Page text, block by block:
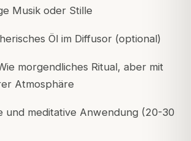
Musik oder Stille
Öl im Diffusor (optional)
morgendliches Ritual, aber mit
Atmosphäre
und meditative Anwendung (20-30